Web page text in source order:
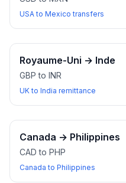
USA to Mexico transfers
Royaume-Uni → Inde
GBP to INR
UK to India remittance
Canada → Philippines
CAD to PHP
Canada to Philippines